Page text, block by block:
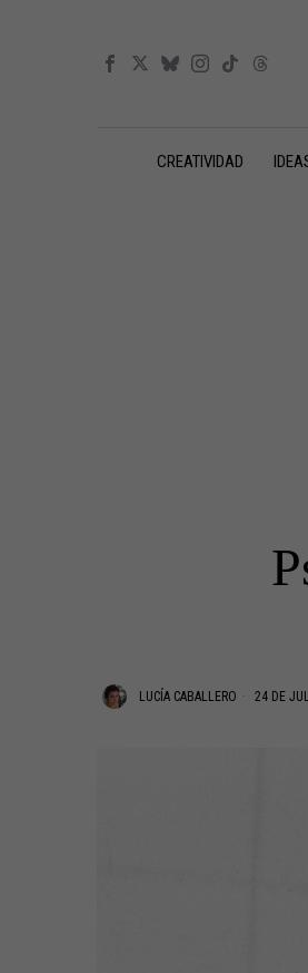
CREATIVIDAD
LUCÍA CABALLERO 24 DE